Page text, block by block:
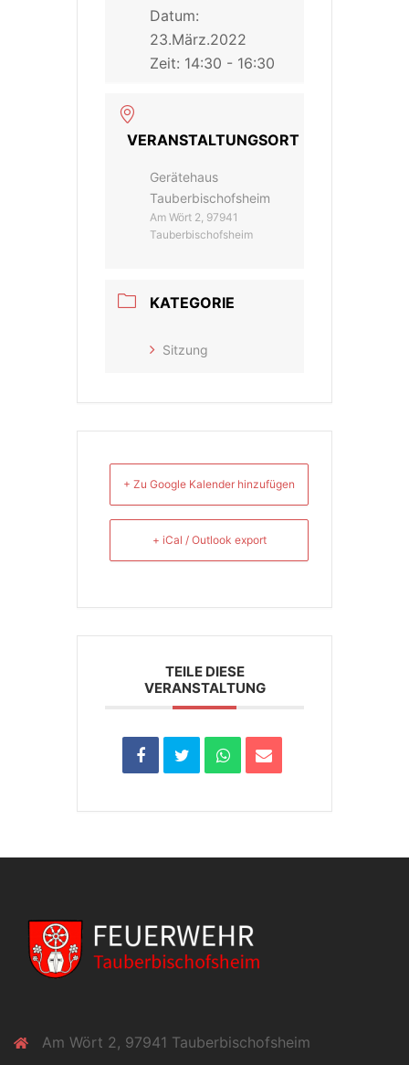
Datum:
23.März.2022
Zeit: 14:30 - 16:30
VERANSTALTUNGSORT
Gerätehaus
Tauberbischofsheim
Am Wört 2, 97941
Tauberbischofsheim
KATEGORIE
Sitzung
+ Zu Google Kalender hinzufügen
+ iCal / Outlook export
TEILE DIESE
VERANSTALTUNG
Am Wört 2, 97941 Tauberbischofsheim